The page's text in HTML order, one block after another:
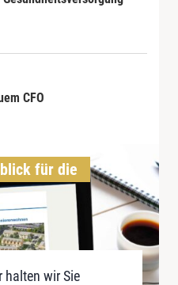
CFO
für die
halten wir Sie